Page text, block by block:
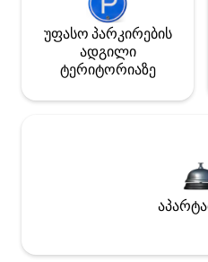
უფასო პარკირების
ადგილი
ტერიტორიაზე